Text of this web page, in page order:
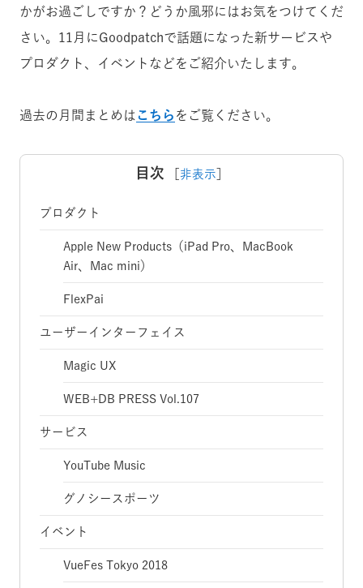
かがお過ごしですか？どうか風邪にはお気をつけてくだ
さい。11月にGoodpatchで話題になった新サービスや
プロダクト、イベントなどをご紹介いたします。
過去の月間まとめは こちら をご覧ください。
目次 非表示
プロダクト
Apple New Products（iPad Pro、MacBook
Air、Mac mini）
FlexPai
ユーザーインターフェイス
Magic UX
WEB+DB PRESS Vol.107
サービス
YouTube Music
グノシースポーツ
イベント
VueFes Tokyo 2018